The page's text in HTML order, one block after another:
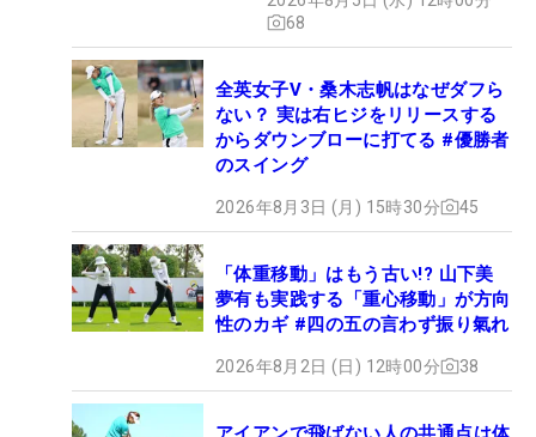
68
全英女子V・桑木志帆はなぜダフら
ない？ 実は右ヒジをリリースする
からダウンブローに打てる #優勝者
のスイング
2026年8月3日 (月) 15時30分 45
「体重移動」はもう古い!? 山下美
夢有も実践する「重心移動」が方向
性のカギ #四の五の言わず振り氣れ
2026年8月2日 (日) 12時00分 38